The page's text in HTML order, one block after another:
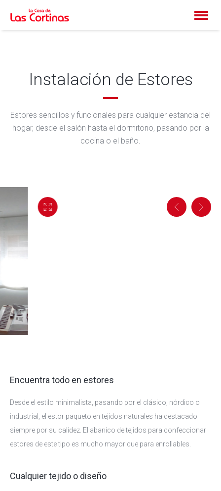
Instalación de Estores
Estores sencillos y funcionales para cualquier estancia del
hogar, desde el salón hasta el dormitorio, pasando por la
cocina o el baño.
Encuentra todo en estores
Desde el estilo minimalista, pasando por el clásico, nórdico o
industrial, el estor paqueto en tejidos naturales ha destacado
siempre por su calidez. El abanico de tejidos para confeccionar
estores de este tipo es mucho mayor que para enrollables.
Cualquier tejido o diseño